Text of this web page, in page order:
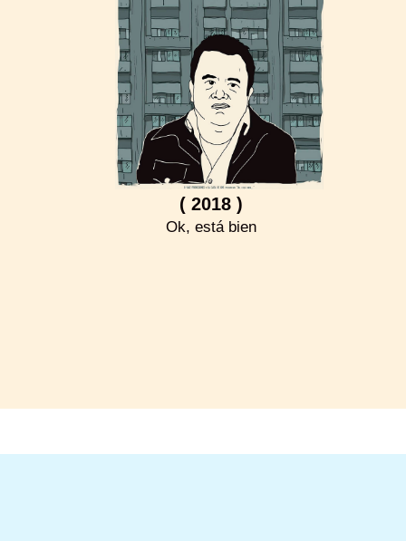
( 2018 )
Ok, está bien